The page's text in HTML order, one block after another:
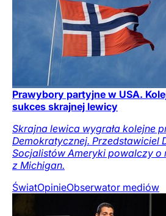
Prawybory partyjne w USA.
sukces skrajnej lewicy
Skrajna lewica wygrała kolejne
Demokratycznej. Przedstawiciel
Socjalistów Ameryki powalczy o
z Michigan.
ŚwiatOpinieObserwator mediów